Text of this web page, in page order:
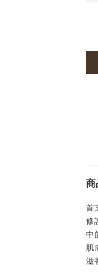
商
首
修
中
肌
滋